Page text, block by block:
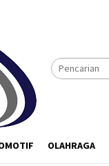
OLAHRAGA